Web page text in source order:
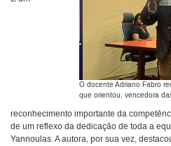
O docente Adriano Fabro
que orientou, vencedora
reconhecimento importante da
de um reflexo da dedicação de toda a
Yannoulas. A autora, por sua vez,